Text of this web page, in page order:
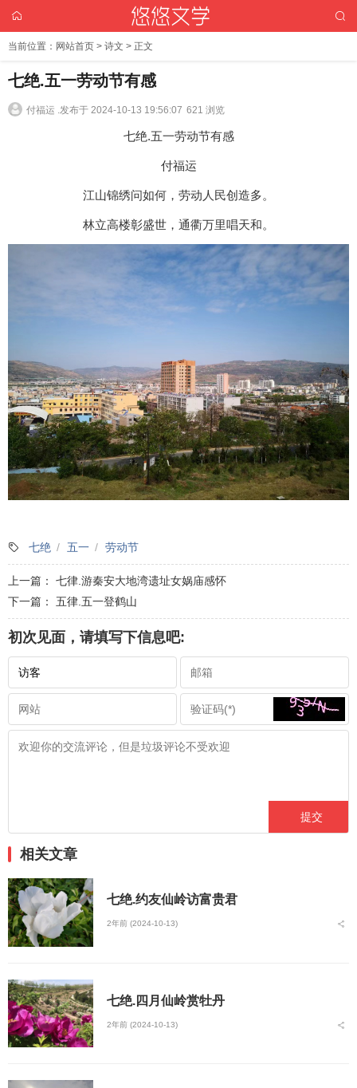
当前位置： 网站首页 > 诗文 > 正文
七绝.五一劳动节有感
付福运 .发布于 2024-10-13 19:56:07 621 浏览
七绝.五一劳动节有感
付福运
江山锦绣问如何，劳动人民创造多。
林立高楼彰盛世，通衢万里唱天和。
七绝 五一 劳动节
上一篇： 七律.游秦安大地湾遗址女娲庙感怀
下一篇： 五律.五一登鹤山
初次见面，请填写下信息吧:
相关文章
七绝.约友仙岭访富贵君
2年前 (2024-10-13)
七绝.四月仙岭赏牡丹
2年前 (2024-10-13)